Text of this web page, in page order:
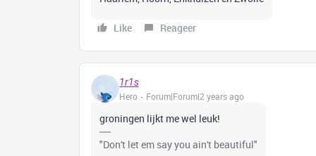
Like Reageer
1r1s
Hero
Forum|Forum|2 years ago
groningen lijkt me wel leuk!
"Don't let em say you ain't beautiful"